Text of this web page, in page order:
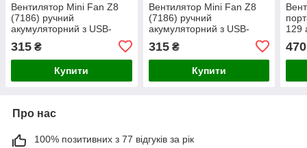
Вентилятор Mini Fan Z8
(7186) ручний
акумуляторний з USB-
заряджанням Салатовий з
жовтим
315 ₴
Купити
Вентилятор Mini Fan Z8
(7186) ручний
акумуляторний з USB-
салатовим
315₴
Купити
129
470
Про нас
100% позитивних з 77 відгуків за рік